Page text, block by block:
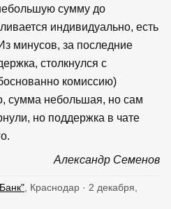
сумму до
индивидуально, есть
минусов, за последние
столкнулся с
комиссию)
сумма небольшая, но сам
но поддержка в чате
Александр Семенов
, Краснодар · 2 декабря,